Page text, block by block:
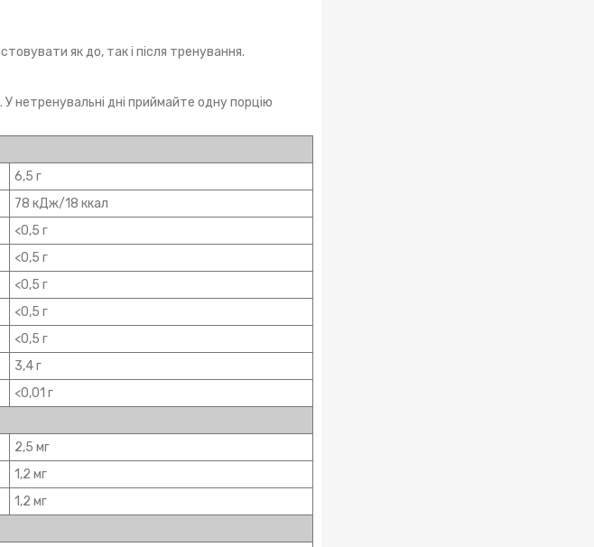
як до, так і після тренування.
нетренувальні дні приймайте одну порцію
6,5 г
78 кДж/18 ккал
<0,5 г
<0,5 г
<0,5 г
<0,5 г
<0,5 г
3,4 г
<0,01 г
2,5 мг
1,2 мг
1,2 мг